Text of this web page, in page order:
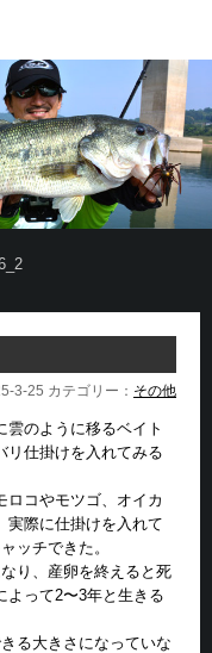
3-25 カテゴリー： その他
のように移るベイト
リ仕掛けを入れてみる
ロコやモツゴ、オイカ
実際に仕掛けを入れて
ッチできた。
り、産卵を終えると死
よって2〜3年と生きる
る大きさになっていな